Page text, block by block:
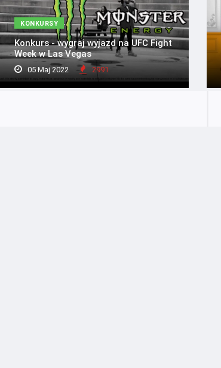
KONKURSY
Konkurs - wygraj wyjazd na UFC Fight
Week w Las Vegas
05 Maj 2022 2991